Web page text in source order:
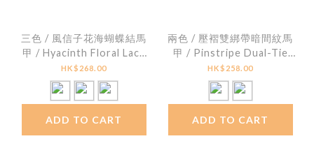
三色 / 風信子花海蝴蝶結馬
甲 / Hyacinth Floral Lace
Tie Detail Peplum Cami
HK$268.00
ADD TO CART
兩色 / 壓褶雙綁帶暗間紋馬
甲 / Pinstripe Dual-Tie
Ruched Layering Vest
HK$258.00
ADD TO CART